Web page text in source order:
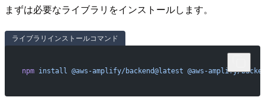
まずは必要なライブラリをインストールします。
ライブラリインストールコマンド
npm install @aws-amplify/backend@latest @aws-amplify/